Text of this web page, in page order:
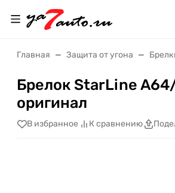
Главная Защита от угона
Брелок StarLine
оригинал
В избранное К сравнению